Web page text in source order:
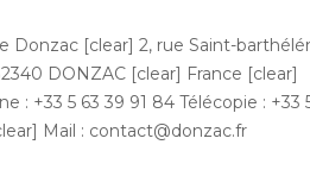
Donzac [clear] 2, rue Saint-
DONZAC [clear] France [clear]
: +33 5 63 39 91 84 Télécopie : +33
Mail : contact@donzac.fr